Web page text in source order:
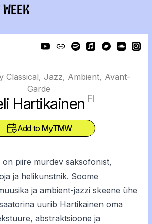
Classical, Jazz, Ambient, Avant-
Garde
Hartikainen FI
Add to MyTMW
piire murdev saksofonist,
ja helikunstnik. Soome
ja ambient-jazzi skeene ühe
uurib Hartikainen oma
abstraktsioone ja